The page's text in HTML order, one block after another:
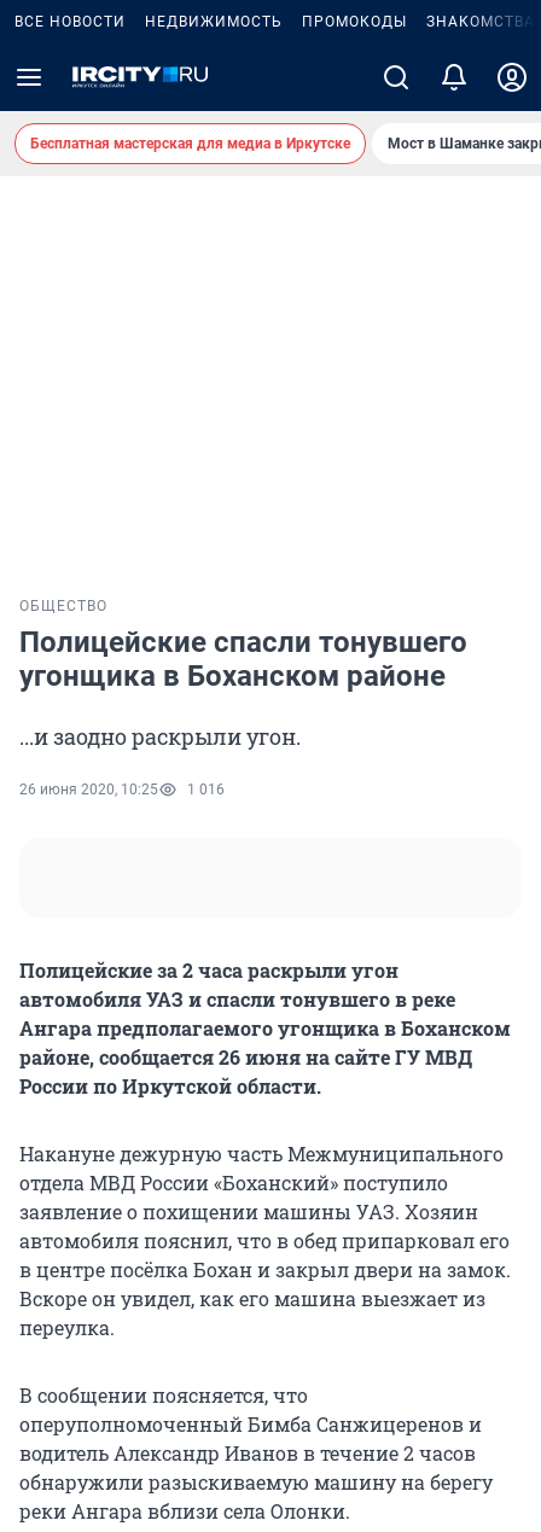
ВСЕ НОВОСТИ НЕДВИЖИМОСТЬ ПРОМОКОДЫ ЗНАКОМСТВА
Бесплатная мастерская для медиа в Иркутске Мост в Шаманке
ОБЩЕСТВО
Полицейские спасли тонувшего
угонщика в Боханском районе
...и заодно раскрыли угон.
26 июня 2020, 10:25 1 016
Полицейские за 2 часа раскрыли угон
автомобиля УАЗ и спасли тонувшего в реке
Ангара предполагаемого угонщика в Боханском
районе, сообщается 26 июня на сайте ГУ МВД
России по Иркутской области.
Накануне дежурную часть Межмуниципального
отдела МВД России «Боханский» поступило
заявление о похищении машины УАЗ. Хозяин
автомобиля пояснил, что в обед припарковал его
в центре посёлка Бохан и закрыл двери на замок.
Вскоре он увидел, как его машина выезжает из
переулка.
В сообщении поясняется, что
оперуполномоченный Бимба Санжицеренов и
водитель Александр Иванов в течение 2 часов
обнаружили разыскиваемую машину на берегу
реки Ангара вблизи села Олонки.